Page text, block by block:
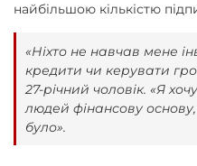
найбільшою кількістю
«Ніхто не навчав мене
кредити чи керувати
27-річний чоловік. «Я
людей фінансову
було».